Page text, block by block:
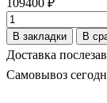
В закладки
В
Доставка
Самовывоз